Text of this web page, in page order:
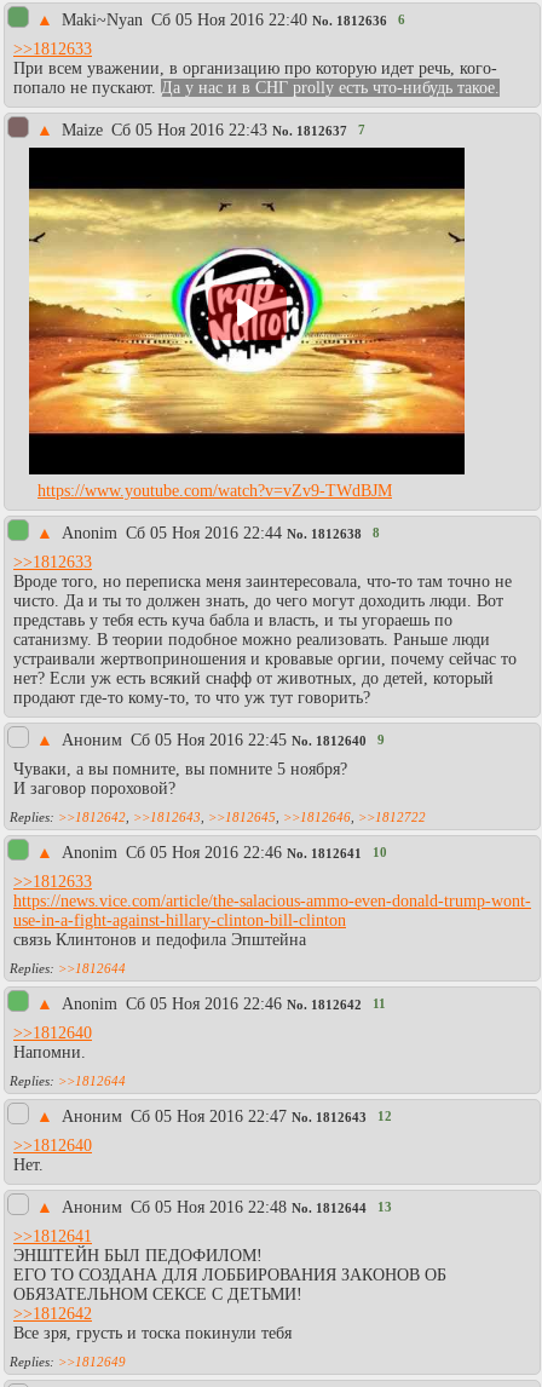
▲ Maki~Nyan Сб 05 Ноя 2016 22:40 No. 1812636 6
>>1812633
При всем уважении, в организацию про которую идет речь, кого-
попало не пускают. Да у нас и в СНГ prolly есть что-нибудь такое.
▲ Maize Сб 05 Ноя 2016 22:43 No. 1812637 7
https://www.youtube.com/watch?v=vZv9-TWdBJM
▲ Anonim Сб 05 Ноя 2016 22:44 No. 1812638 8
>>1812633
Вроде того, но переписка меня заинтересовала, что-то там точно не
чисто. Да и ты то должен знать, до чего могут доходить люди. Вот
представь у тебя есть куча бабла и власть, и ты угораешь по
сатанизму. В теории подобное можно реализовать. Раньше люди
устраивали жертвоприношения и кровавые оргии, почему сейчас то
нет? Если уж есть всякий снафф от животных, до детей, который
продают где-то кому-то, то что уж тут говорить?
▲ Аноним Сб 05 Ноя 2016 22:45 No. 1812640 9
Чуваки, а вы помните, вы помните 5 ноября?
И заговор пороховой?
>>1812642 >>1812643 >>1812645 >>1812646 >>1812722
▲ Anonim Сб 05 Ноя 2016 22:46 No. 1812641 10
>>1812633
https://news.vice.com/article/the-salacious-ammo-even-donald-trump-wont-
use-in-a-fight-against-hillary-clinton-bill-clinton
связь Клинтонов и педофила Эпштейна
>>1812644
▲ Anonim Сб 05 Ноя 2016 22:46 No. 1812642 11
>>1812640
Напомни.
>>1812644
▲ Аноним Сб 05 Ноя 2016 22:47 No. 1812643 12
>>1812640
Нет.
▲ Аноним Сб 05 Ноя 2016 22:48 No. 1812644 13
>>1812641
ЭНШТЕЙН БЫЛ ПЕДОФИЛОМ!
ЕГО ТО СОЗДАНА ДЛЯ ЛОББИРОВАНИЯ ЗАКОНОВ ОБ
ОБЯЗАТЕЛЬНОМ СЕКСЕ С ДЕТЬМИ!
>>1812642
Все зря, грусть и тоска покинули тебя
>>1812649